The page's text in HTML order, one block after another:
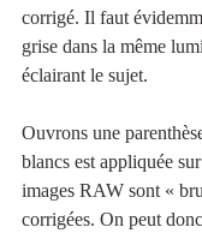
corrigé. Il faut
grise dans la même
éclairant le sujet.
Ouvrons une
blancs est appliquée
images RAW sont «
corrigées. On peut